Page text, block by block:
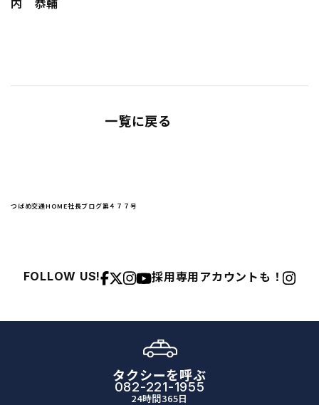
一覧に戻る
つばめ交通HOME社長ブログ第４７７号
FOLLOW US! 採用専用アカウントも！
タクシーを呼ぶ
082-221-1955
24時間365日